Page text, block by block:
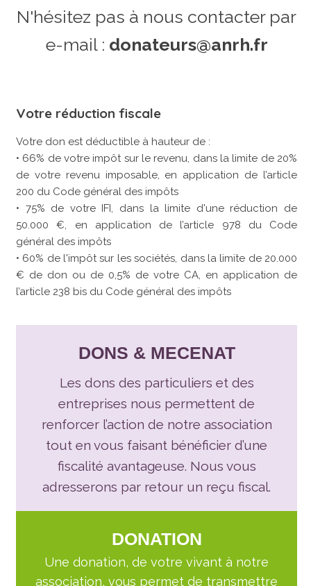
N'hésitez pas à nous contacter par
e-mail : donateurs@anrh.fr
Votre réduction fiscale
Votre don est déductible à hauteur de :
• 66% de votre impôt sur le revenu, dans la limite de 20%
de votre revenu imposable, en application de l’article
200 du Code général des impôts
• 75% de votre IFI, dans la limite d'une réduction de
50.000 €, en application de l’article 978 du Code
général des impôts
• 60% de l'impôt sur les sociétés, dans la limite de 20.000
€ de don ou de 0,5% de votre CA, en application de
l’article 238 bis du Code général des impôts
DONS & MECENAT
Les dons des particuliers et des
entreprises nous permettent de
renforcer l’action de notre association
tout en vous faisant bénéficier d’une
fiscalité avantageuse. Nous vous
adresserons par retour un reçu fiscal.
DONATION
Une donation, de votre vivant à notre
association, vous permet de transmettre